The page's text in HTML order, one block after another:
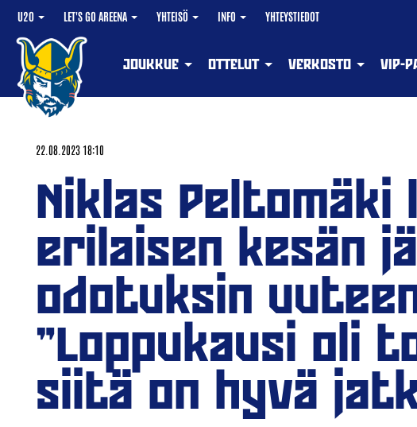
U20 LET'S GO AREENA YHTEISÖ INFO YHTEYSTIEDOT
JOUKKUE OTTELUT VERKOSTO VIP-
22.08.2023 18:10
Niklas Peltomäki
erilaisen kesän
odotuksin
"Loppukausi oli
siitä on hyvä